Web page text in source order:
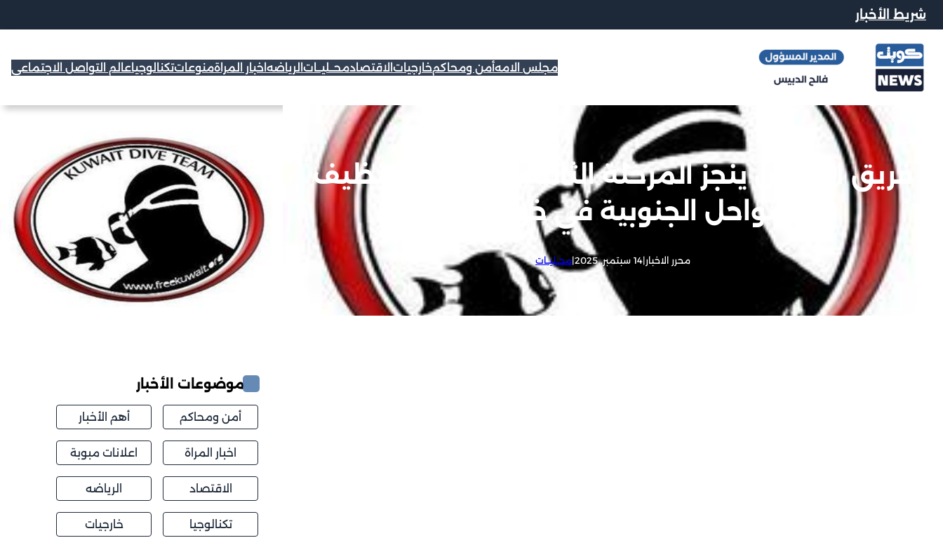
شريط الأخبار
مجلس الامهأمن ومحاكمخارجيات الاقتصادمحــليــات الرياضه اخبار المراةمنوعاتتكنالوجياعالم التواصل الاجتماعي
فريق الغوص ينجز المرحلة الثالثة من حملة تنظيف
السواحل الجنوبية في خور اسكندر
محرر الاخبار|14 سبتمبر, 2025 |محــليــات
موضوعات الأخبار
أمن ومحاكم أهم الأخبار
اخبار المراة اعلانات مبوبة
الاقتصاد الرياضه
تكنالوجيا خارجيات